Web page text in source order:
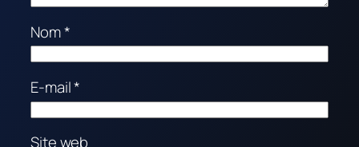
Nom*
E-mail*
Site web